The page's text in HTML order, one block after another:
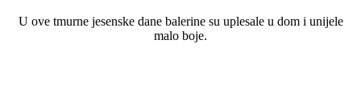
U ove tmurne jesenske dane balerine su uplesale u dom i unijele
malo boje.